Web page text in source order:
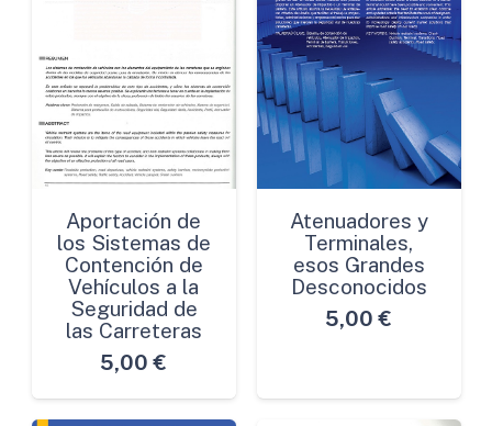
Aportación de
los Sistemas de
Contención de
Vehículos a la
Seguridad de
las Carreteras
5,00 €
Atenuadores y
Terminales,
esos Grandes
Desconocidos
5,00 €